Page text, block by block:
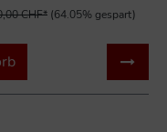
CHF* (64.05% gespart)